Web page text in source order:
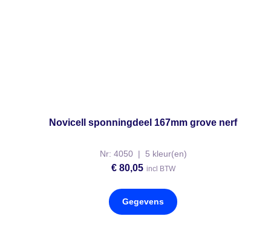
Novicell sponningdeel 167mm grove nerf
Nr: 4050 | 5 kleur(en)
€80,05 incl BTW
Gegevens